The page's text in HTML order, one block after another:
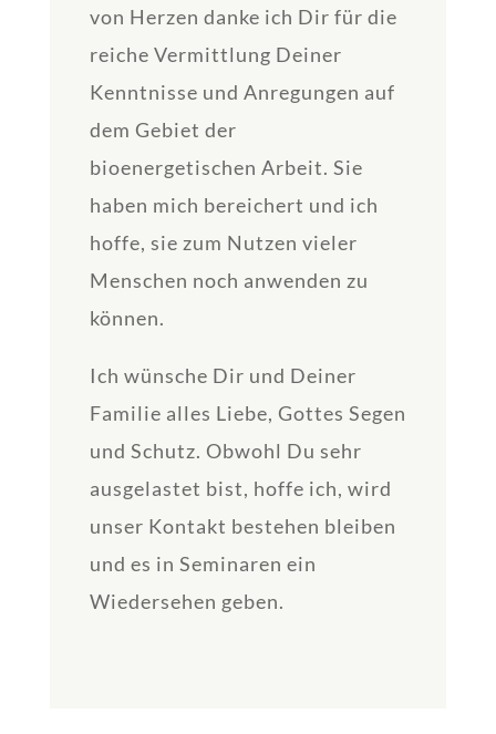
von Herzen danke ich Dir für die
reiche Vermittlung Deiner
Kenntnisse und Anregungen auf
dem Gebiet der
bioenergetischen Arbeit. Sie
haben mich bereichert und ich
hoffe, sie zum Nutzen vieler
Menschen noch anwenden zu
können.
Ich wünsche Dir und Deiner
Familie alles Liebe, Gottes Segen
und Schutz. Obwohl Du sehr
ausgelastet bist, hoffe ich, wird
unser Kontakt bestehen bleiben
und es in Seminaren ein
Wiedersehen geben.